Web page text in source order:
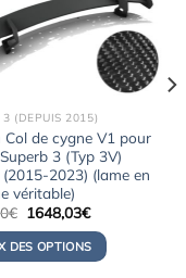
3 (DEPUIS 2015)
Col de cygne V1 pour
3 (Typ 3V)
(2015-2023) (lame en
véritable)
€ Le
prix
initial
était :
1699,00€.
1648,03€Le
actuel
est :
1648,03€.
DES OPTIONS